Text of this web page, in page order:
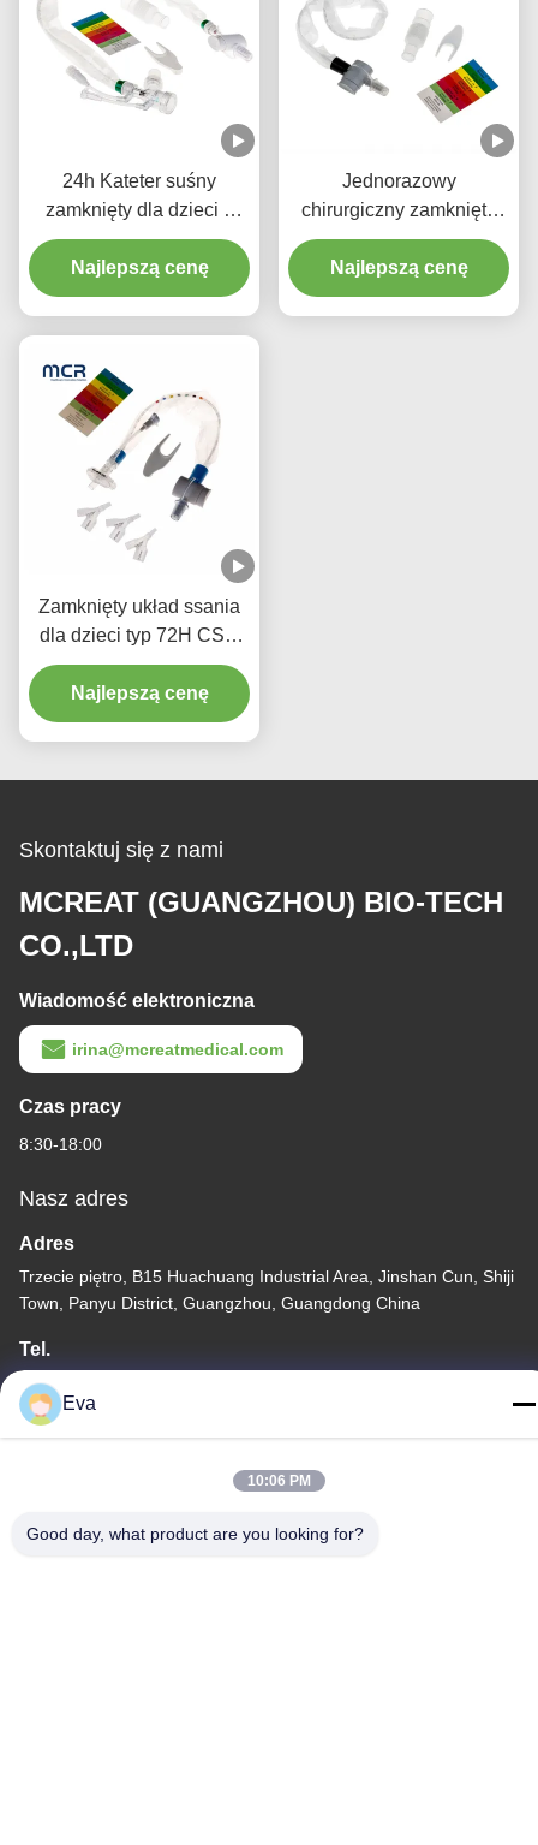
24h Kateter suśny
zamknięty dla dzieci z
trzema złączami Y-piece
Najlepszą cenę
Jednorazowy
chirurgiczny zamknięty
układ ssania
noworodki/pediatria-
łokcie
Najlepszą cenę
Zamknięty układ ssania
dla dzieci typ 72H CSC
Jednorazowe środki
medyczne
Najlepszą cenę
Skontaktuj się z nami
MCREAT (GUANGZHOU) BIO-TECH
CO.,LTD
Wiadomość elektroniczna
irina@mcreatmedical.com
Czas pracy
8:30-18:00
Nasz adres
Adres
Trzecie piętro, B15 Huachuang Industrial Area, Jinshan Cun, Shiji
Town, Panyu District, Guangzhou, Guangdong China
Tel.
86-020-3156-0583
Chiny Dobra jakość Zamknięty układ ssący Sprzedawca. -2026
Eva
10:06 PM
Good day, what product are you looking for?